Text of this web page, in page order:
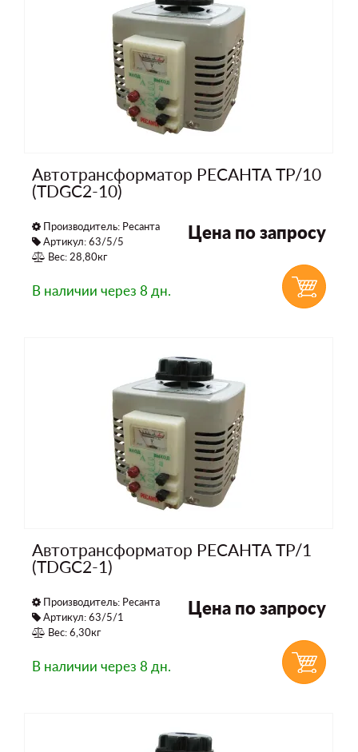
Автотрансформатор РЕСАНТА ТР/10
(TDGC2-10)
Производитель: Ресанта
Артикул: 63/5/5
Вес: 28,80кг
Цена по запросу
В наличии через 8 дн.
Автотрансформатор РЕСАНТА ТР/1
(TDGC2-1)
Производитель: Ресанта
Артикул: 63/5/1
Вес: 6,30кг
Цена по запросу
В наличии через 8 дн.